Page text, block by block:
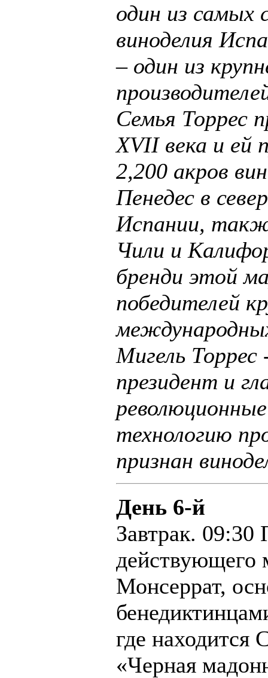
один из самых
виноделия
– один из
Семья Торрес
XVII века и ей
2,200 акров
Пенедес в
Испании,
Чили и
бренди этой
победителей
Мигель Торрес
президент и
технологию
признан
День 6-й
Завтрак. 09:30
действующего
Монсеррат,
где находится
«Черная